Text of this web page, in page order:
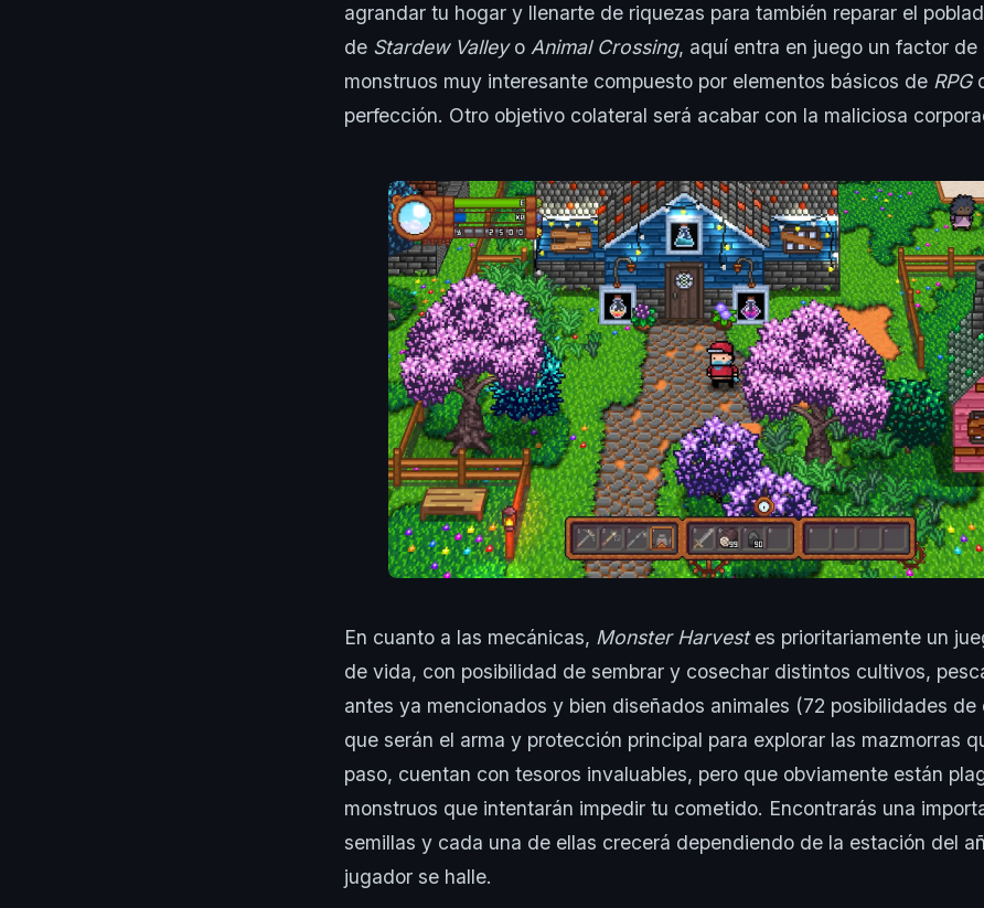
agrandar tu hogar y llenarte de riquezas para también reparar el
de Stardew Valleyo Animal Crossing, aquí entra en juego un factor de
monstruos muy interesante compuesto por elementos básicos de RPG
perfección. Otro objetivo colateral será acabar con la maliciosa
En cuanto a las mecánicas, Monster Harvestes prioritariamente un
de vida, con posibilidad de sembrar y cosechar distintos cultivos,
antes ya mencionados y bien diseñados animales (72 posibilidades de
que serán el arma y protección principal para explorar las mazmorras
paso, cuentan con tesoros invaluables, pero que obviamente están
monstruos que intentarán impedir tu cometido. Encontrarás una
semillas y cada una de ellas crecerá dependiendo de la estación del
jugador se halle.